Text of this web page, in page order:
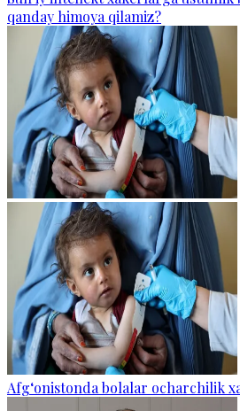
qanday himoya qilamiz?
Afg‘onistonda bolalar ocharchilik